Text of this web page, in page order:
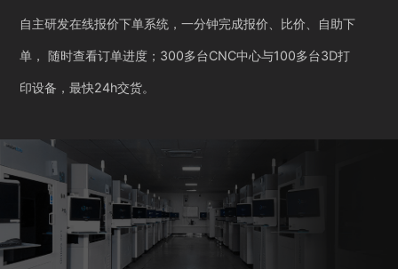
自主研发在线报价下单系统，一分钟完成报价、比价、自助下
单， 随时查看订单进度；300多台CNC中心与100多台3D打
印设备，最快24h交货。